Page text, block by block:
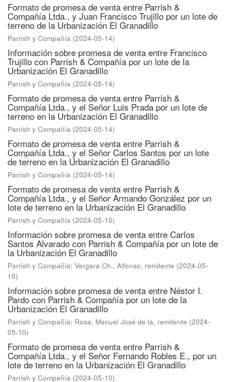
Formato de promesa de venta entre Parrish &
Compañía Ltda., y Juan Francisco Trujillo por un lote de
terreno de la Urbanización El Granadillo
Parrish y Compañía (2024-05-14)
Información sobre promesa de venta entre Francisco
Trujillo con Parrish & Compañía por un lote de la
Urbanización El Granadillo
Parrish y Compañía (2024-05-14)
Formato de promesa de venta entre Parrish &
Compañía Ltda., y el Señor Luis Prada por un lote de
terreno en la Urbanización El Granadillo
Parrish y Compañía (2024-05-14)
Formato de promesa de venta entre Parrish &
Compañía Ltda., y el Señor Carlos Santos por un lote
de terreno en la Urbanización El Granadillo
Parrish y Compañía (2024-05-14)
Formato de promesa de venta entre Parrish &
Compañía Ltda., y el Señor Armando González por un
lote de terreno en la Urbanización El Granadillo
Parrish y Compañía (2024-05-10)
Información sobre promesa de venta entre Carlos
Santos Alvarado con Parrish & Compañía por un lote de
la Urbanización El Granadillo
Parrish y Compañía; Vergara Ch., Alfonso, remitente (2024-05-
10)
Información sobre promesa de venta entre Néstor I.
Pardo con Parrish & Compañía por un lote de la
Urbanización El Granadillo
Parrish y Compañía; Rosa, Manuel José de la, remitente (2024-
05-10)
Formato de promesa de venta entre Parrish &
Compañía Ltda., y el Señor Fernando Robles E., por un
lote de terreno en la Urbanización El Granadillo
Parrish y Compañía (2024-05-10)